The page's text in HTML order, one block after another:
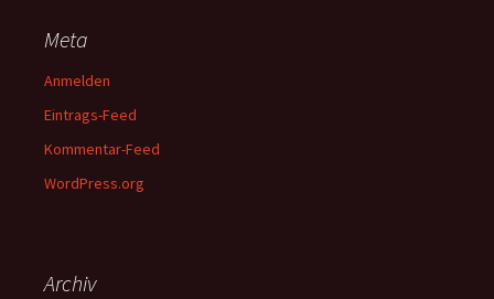
Meta
Anmelden
Eintrags-Feed
Kommentar-Feed
WordPress.org
Archiv